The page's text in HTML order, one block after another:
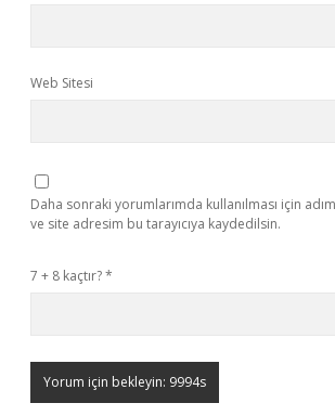
Web Sitesi
Daha sonraki yorumlarımda kullanılması için
ve site adresim bu tarayıcıya kaydedilsin.
7 + 8 kaçtır?*